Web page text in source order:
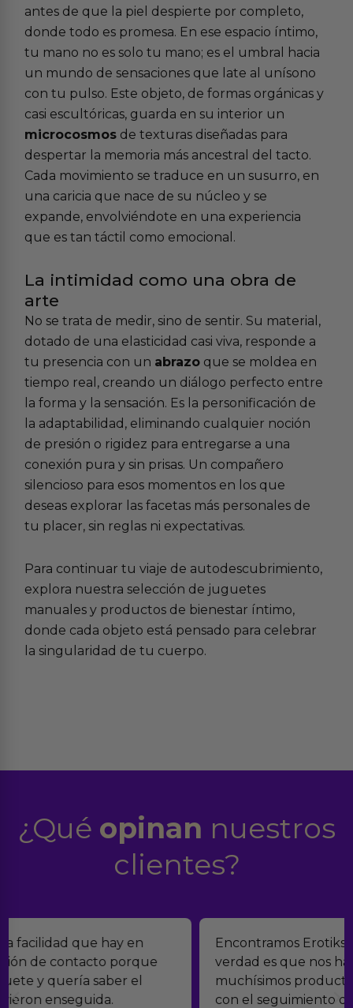
antes de que la piel despierte por completo,
donde todo es promesa. En ese espacio íntimo,
tu mano no es solo tu mano; es el umbral hacia
un mundo de sensaciones que late al unísono
con tu pulso. Este objeto, de formas orgánicas y
casi escultóricas, guarda en su interior un
microcosmos de texturas diseñadas para
despertar la memoria más ancestral del tacto.
Cada movimiento se traduce en un susurro, en
una caricia que nace de su núcleo y se
expande, envolviéndote en una experiencia
que es tan táctil como emocional.
La intimidad como una obra de
arte
No se trata de medir, sino de sentir. Su material,
dotado de una elasticidad casi viva, responde a
tu presencia con un abrazo que se moldea en
tiempo real, creando un diálogo perfecto entre
la forma y la sensación. Es la personificación de
la adaptabilidad, eliminando cualquier noción
de presión o rigidez para entregarse a una
conexión pura y sin prisas. Un compañero
silencioso para esos momentos en los que
deseas explorar las facetas más personales de
tu placer, sin reglas ni expectativas.
Para continuar tu viaje de autodescubrimiento,
explora nuestra selección de juguetes
manuales y productos de bienestar íntimo,
donde cada objeto está pensado para celebrar
la singularidad de tu cuerpo.
¿Qué opinan nuestros
clientes?
Encontramos Erotiks a través de Google y la
verdad es que nos han sorprendido. Tienen
muchísimos productos y han sido super atentos
con el seguimiento del pedido.